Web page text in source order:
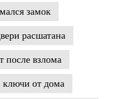
замок
расшатана
после взлома
ключи от дома